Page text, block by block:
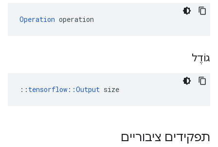
Operation operation
גוֹדֶל
:: tensorflow::Output size
תפקידים ציבוריים